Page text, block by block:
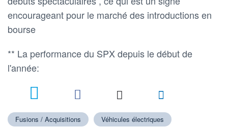
encourageant pour le marché des introductions en
bourse
** La performance du SPX depuis le début de
l'année:
Fusions / Acquisitions Véhicules électriques